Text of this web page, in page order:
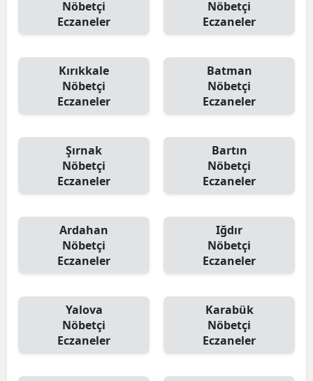
Nöbetçi
Eczaneler
Nöbetçi
Eczaneler
Kırıkkale
Nöbetçi
Eczaneler
Batman
Nöbetçi
Eczaneler
Şırnak
Nöbetçi
Eczaneler
Bartın
Nöbetçi
Eczaneler
Ardahan
Nöbetçi
Eczaneler
Iğdır
Nöbetçi
Eczaneler
Yalova
Nöbetçi
Eczaneler
Karabük
Nöbetçi
Eczaneler